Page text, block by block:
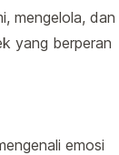
mengelola, dan
yang berperan
emosi